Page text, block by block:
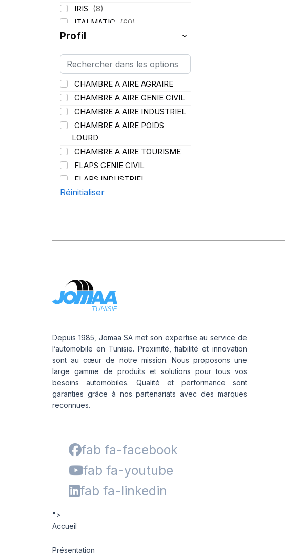
IRIS (8)
ITALMATIC (60)
KLEBER
LASSA (174)
LING LONG (152)
PROMETEON
SCHRADER
(24)
SIOC (23)
SPEEDWAYS (64)
STICA (3)
Profil
CHAMBRE A AIRE AGRAIRE
CHAMBRE A AIRE GENIE CIVIL
CHAMBRE A AIRE INDUSTRIEL
CHAMBRE A AIRE POIDS
LOURD
CHAMBRE A AIRE TOURISME
FLAPS GENIE CIVIL
FLAPS INDUSTRIEL
FLAPS POIDS LOURD
Réinitialiser
Depuis 1985, Jomaa SA met son expertise au service de
l’automobile en Tunisie. Proximité, fiabilité et innovation
sont au cœur de notre mission. Nous proposons une
large gamme de produits et solutions pour tous vos
besoins automobiles. Qualité et performance sont
garanties grâce à nos partenariats avec des marques
reconnues.
fab fa-facebook
fab fa-youtube
fab fa-linkedin
">
Accueil
Présentation